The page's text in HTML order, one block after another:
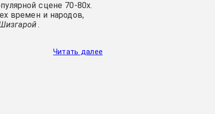
сцене 70-80х.
времен и народов,
.
Читать далее